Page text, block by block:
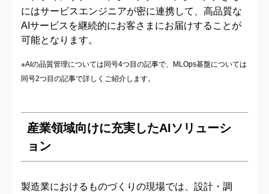
にはサービスエンジニアが密に連携して、高品質な
AIサービスを継続的にお客さまにお届けすることが
可能となります。
※AIの品質管理については同号4つ目の記事で、MLOps基盤については
同号2つ目の記事で詳しくご紹介します。
産業領域向けに充実したAIソリューシ
ョン
製造業におけるものづくりの現場では、設計・調